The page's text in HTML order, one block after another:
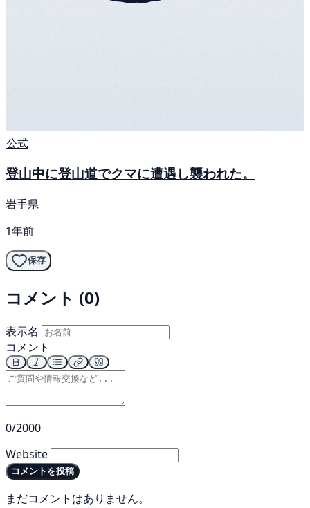
公式
登山中に登山道でクマに遭遇し襲われた。
岩手県
1年前
保存
コメント (0)
表示名
コメント
0/2000
Website
コメントを投稿
まだコメントはありません。